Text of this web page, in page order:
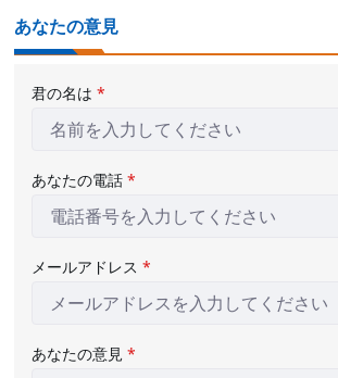
あなたの意見
君の名は *
あなたの電話 *
メールアドレス *
あなたの意見 *